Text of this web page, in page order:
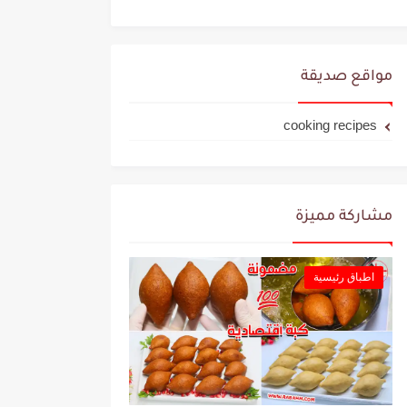
مواقع صديقة
cooking recipes
مشاركة مميزة
اطباق رئيسية